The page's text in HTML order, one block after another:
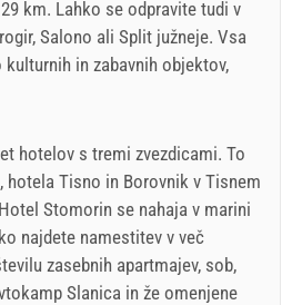
km. Lahko se odpravite tudi v
Salono ali Split južneje. Vsa
in zabavnih objektov,
hotelov s tremi zvezdicami. To
hotela Tisno in Borovnik v Tisnem
Stomorin se nahaja v marini
najdete namestitev v več
zasebnih apartmajev, sob,
Slanica in že omenjene